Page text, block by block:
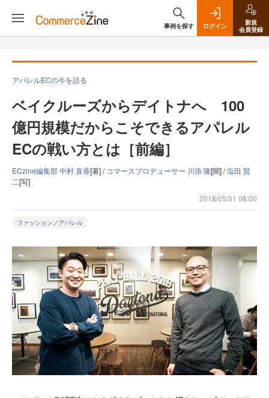
事例を探す ログイン
新規
会員登録
アパレルECの今を語る
ベイクルーズからデイトナへ 100
億円規模だからこそできるアパレル
ECの戦い方とは［前編］
ECzine編集部 中村 直香[著] / コマースプロデューサー 川添 隆[聞] /塩田 賢
二[写]
2018/05/31 08:00
ファッション／アパレル